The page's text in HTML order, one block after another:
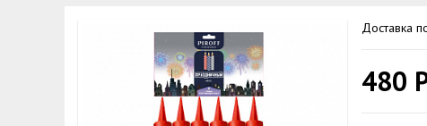
Доставка
480